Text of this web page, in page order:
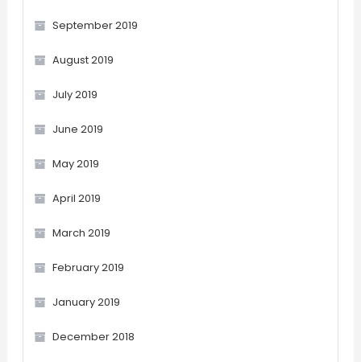
September 2019
August 2019
July 2019
June 2019
May 2019
April 2019
March 2019
February 2019
January 2019
December 2018